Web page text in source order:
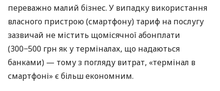
переважно малий бізнес. У випадку використання
власного пристрою (смартфону) тариф на послугу
зазвичай не містить щомісячної абонплати
(300−500 грн як у терміналах, що надаються
банками) — тому з погляду витрат, «термінал в
смартфоні» є більш економним.